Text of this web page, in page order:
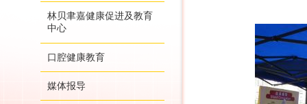
林贝聿嘉健康促进及教育
中心
口腔健康教育
媒体报导